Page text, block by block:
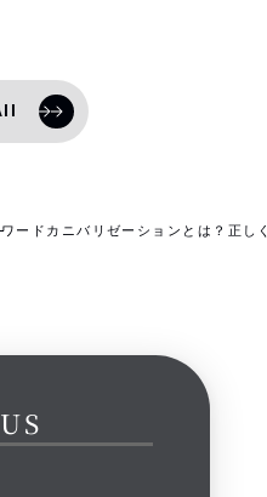
ードカニバリゼーションとは？正し